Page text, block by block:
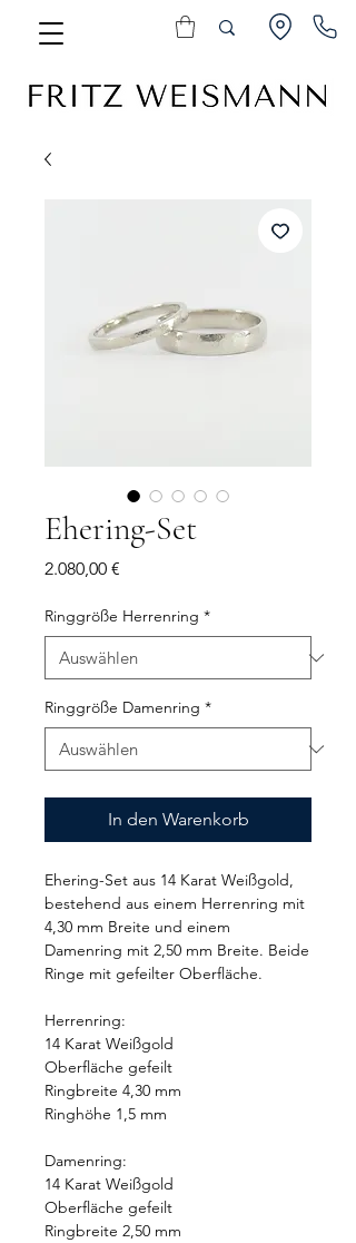
Ehering-Set
2.080,00 €
Ringgröße Herrenring *
Ringgröße Damenring *
In den Warenkorb
Ehering-Set aus 14 Karat Weißgold,
bestehend aus einem Herrenring mit
4,30 mm Breite und einem
Damenring mit 2,50 mm Breite. Beide
Ringe mit gefeilter Oberfläche.
Herrenring:
14 Karat Weißgold
Oberfläche gefeilt
Ringbreite 4,30 mm
Ringhöhe 1,5 mm
Damenring:
14 Karat Weißgold
Oberfläche gefeilt
Ringbreite 2,50 mm